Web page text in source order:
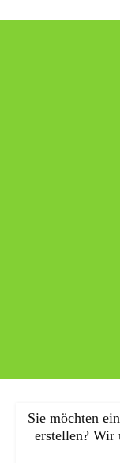
Sie möchten
erstellen? Wir